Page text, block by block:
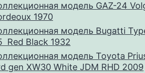
модель GAZ-24
1970
модель Bugatti
Red Black 1932
модель Toyota
gen XW30 White JDM RHD 2009